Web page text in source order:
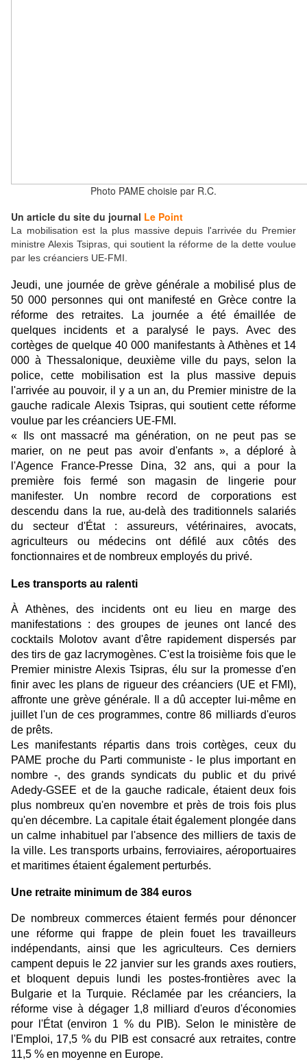
Photo PAME choisie par R.C.
Un article du site du journal Le Point
La mobilisation est la plus massive depuis l'arrivée du Premier
ministre Alexis Tsipras, qui soutient la réforme de la dette voulue
par les créanciers UE-FMI.
Jeudi, une journée de grève générale a mobilisé plus de
50 000 personnes qui ont manifesté en Grècecontre la
réforme des retraites. La journée a été émaillée de
quelques incidents et a paralysé le pays. Avec des
cortèges de quelque 40 000 manifestants à Athènes et 14
000 à Thessalonique, deuxième ville du pays, selon la
police, cette mobilisation est la plus massive depuis
l'arrivée au pouvoir, il y a un an, du Premier ministre de la
gauche radicale Alexis Tsipras, qui soutient cette réforme
voulue par les créanciers UE-FMI .
« Ils ont massacré ma génération, on ne peut pas se
marier, on ne peut pas avoir d'enfants », a déploré à
l'Agence France-Presse Dina, 32 ans, qui a pour la
première fois fermé son magasin de lingerie pour
manifester. Un nombre record de corporations est
descendu dans la rue, au-delà des traditionnels salariés
du secteur d'État : assureurs, vétérinaires, avocats,
agriculteurs ou médecins ont défilé aux côtés des
fonctionnaires et de nombreux employés du privé.
Les transports au ralenti
À Athènes, des incidents ont eu lieu en marge des
manifestations : des groupes de jeunes ont lancé des
cocktails Molotov avant d'être rapidement dispersés par
des tirs de gaz lacrymogènes. C'est la troisième fois que le
Premier ministre Alexis Tsipras, élu sur la promesse d'en
finir avec les plans de rigueur des créanciers (UE et FMI),
affronte une grève générale. Il a dû accepter lui-même en
juillet l'un de ces programmes, contre 86 milliards d'euros
de prêts.
Les manifestants répartis dans trois cortèges, ceux du
PAME proche du Parti communiste - le plus important en
nombre -, des grands syndicats du public et du privé
Adedy-GSEE et de la gauche radicale, étaient deux fois
plus nombreux qu'en novembre et près de trois fois plus
qu'en décembre. La capitale était également plongée dans
un calme inhabituel par l'absence des milliers de taxis de
la ville. Les transports urbains, ferroviaires, aéroportuaires
et maritimes étaient également perturbés.
Une retraite minimum de 384 euros
De nombreux commerces étaient fermés pour dénoncer
une réforme qui frappe de plein fouet les travailleurs
indépendants, ainsi que les agriculteurs. Ces derniers
campent depuis le 22 janvier sur les grands axes routiers,
et bloquent depuis lundi les postes-frontières avec la
Bulgarie et la Turquie. Réclamée par les créanciers, la
réforme vise à dégager 1,8 milliard d'euros d'économies
pour l'État (environ 1 % du PIB). Selon le ministère de
l'Emploi, 17,5 % du PIB est consacré aux retraites, contre
11,5 % en moyenne en Europe.